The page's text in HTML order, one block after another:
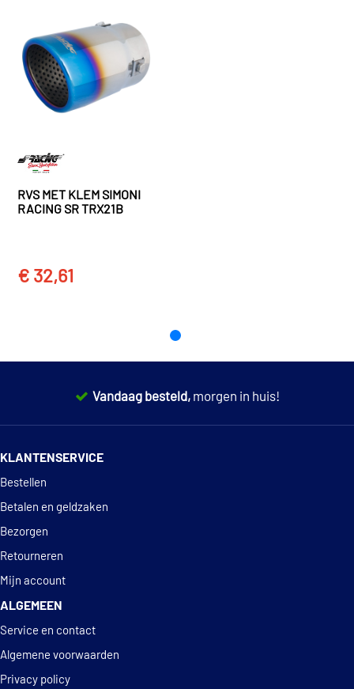
sierstuk.
De sierstukken zijn eenvoudig en snel te monteren. Mocht u
toch hulp willen hebben bij het installeren van uw uitlaat
sierstuk, dan kunt u altijd naar uw AutoStyle dealer gaan.
RVS MET KLEM SIMONI
RACING SR TRX21B
€ 32,61
Vandaag besteld, morgen in huis!
KLANTENSERVICE
Bestellen
Betalen en geldzaken
Bezorgen
Retourneren
Mijn account
ALGEMEEN
Service en contact
Algemene voorwaarden
Privacy policy